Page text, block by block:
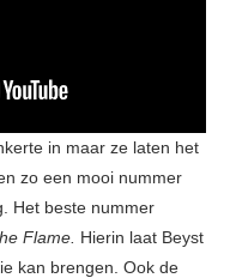
in maar ze laten het
zo een mooi nummer
Het beste nummer
Flame. Hierin laat Beyst
kan brengen. Ook de